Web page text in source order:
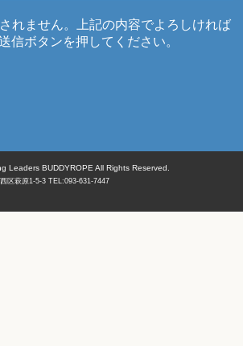
れません。上記の内容でよろしければ
信ボタンを押してください。
Leaders BUDDYROPE All Rights Reserved.
区萩原1-5-3 TEL:093-631-7447